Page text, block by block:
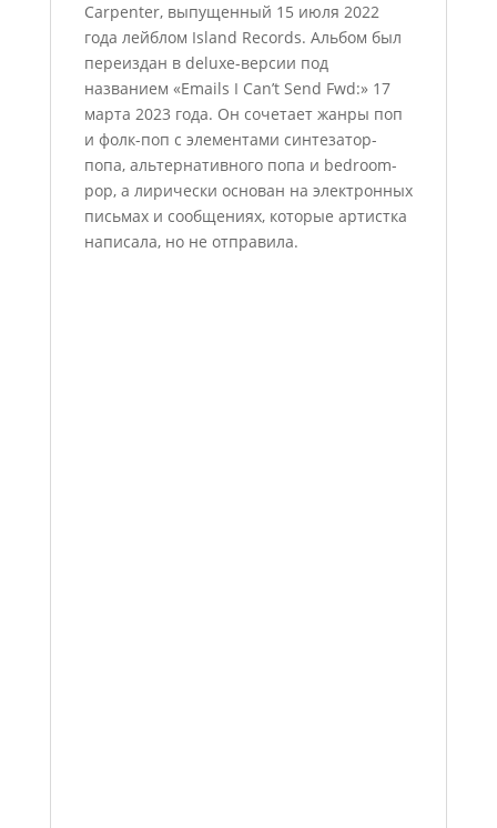
Carpenter, выпущенный 15 июля 2022
года лейблом Island Records. Альбом был
переиздан в deluxe-версии под
названием «Emails I Can’t Send Fwd:» 17
марта 2023 года. Он сочетает жанры поп
и фолк-поп с элементами синтезатор-
попа, альтернативного попа и bedroom-
pop, а лирически основан на электронных
письмах и сообщениях, которые артистка
написала, но не отправила.